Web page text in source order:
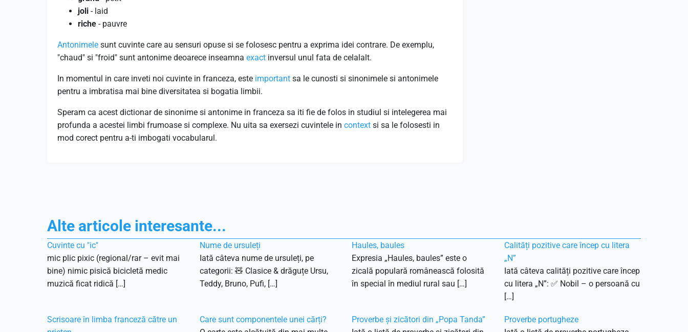
joli - laid
riche - pauvre
Antonimele sunt cuvinte care au sensuri opuse si se folosesc pentru a exprima idei contrare. De exemplu,
"chaud" si "froid" sunt antonime deoarece inseamna exact inversul unul fata de celalalt.
In momentul in care inveti noi cuvinte in franceza, este important sa le cunosti si sinonimele si antonimele
pentru a imbratisa mai bine diversitatea si bogatia limbii.
Speram ca acest dictionar de sinonime si antonime in franceza sa iti fie de folos in studiul si intelegerea mai
profunda a acestei limbi frumoase si complexe. Nu uita sa exersezi cuvintele in context si sa le folosesti in
mod corect pentru a-ti imbogati vocabularul.
Alte articole interesante...
Cuvinte cu "ic"
mic plic pixic (regional/rar – evit mai
bine) nimic pisică bicicletă medic
muzică ficat ridică […]
Nume de ursuleți
Iată câteva nume de ursuleți, pe
categorii: 🧸 Clasice & drăguțe Ursu,
Teddy, Bruno, Pufi, […]
Haules, baules
Expresia „Haules, baules” este o
zicală populară românească folosită
în special în mediul rural sau […]
Calități pozitive care încep cu litera
„N”
Iată câteva calități pozitive care încep
cu litera „N”: ✅ Nobil – o persoană cu
[…]
Scrisoare în limba franceză către un
Care sunt componentele unei cărți?
Proverbe și zicători din „Popa Tanda”
Proverbe portugheze